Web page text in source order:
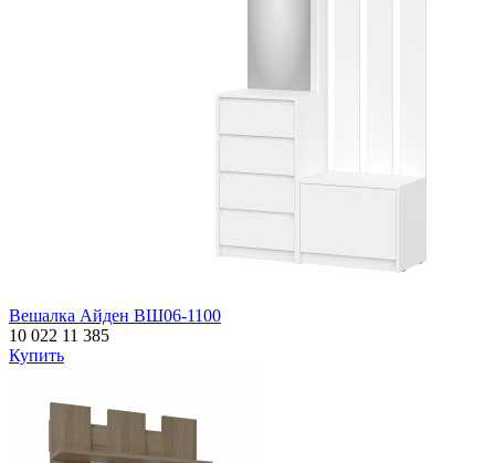
Вешалка Айден ВШ06-1100
10 022 11 385
Купить